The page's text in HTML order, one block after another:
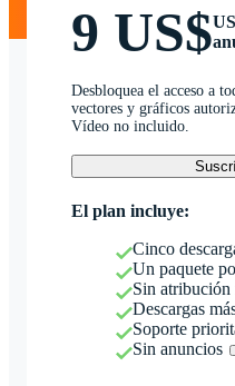
9 US$
Desbloquea el acceso a
vectores y gráficos
Vídeo no incluido.
El plan incluye:
Cinco
Un paquete
Sin atribución
Descargas
Soporte
Sin anuncios